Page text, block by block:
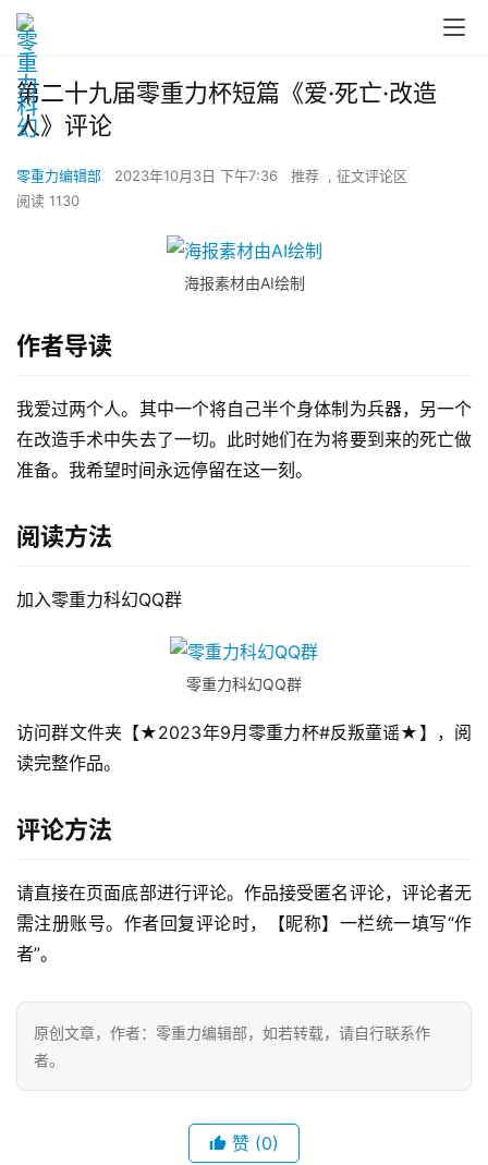
力
科
幻
第二十九届零重力杯短篇《爱·死亡·改造
人》评论
零重力编辑部 2023年10月3日 下午7:36 推荐 , 征文评论区
阅读 1130
海报素材由AI绘制
作者导读
我爱过两个人。其中一个将自己半个身体制为兵器，另一个
在改造手术中失去了一切。此时她们在为将要到来的死亡做
准备。我希望时间永远停留在这一刻。
阅读方法
加入零重力科幻QQ群
零重力科幻QQ群
访问群文件夹【★2023年9月零重力杯#反叛童谣★】，阅
读完整作品。
评论方法
请直接在页面底部进行评论。作品接受匿名评论，评论者无
需注册账号。作者回复评论时，【昵称】一栏统一填写“作
者”。
原创文章，作者：零重力编辑部，如若转载，请自行联系作
者。
赞 (0)